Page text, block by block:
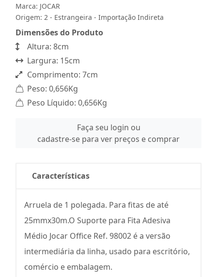
Marca: JOCAR
Origem: 2 - Estrangeira - Importação Indireta
Dimensões do Produto
Altura: 8cm
Largura: 15cm
Comprimento: 7cm
Peso: 0,656Kg
Peso Líquido: 0,656Kg
Faça seu login ou
cadastre-se para ver preços e comprar
Características
Arruela de 1 polegada. Para fitas de até
25mmx30m.O Suporte para Fita Adesiva
Médio Jocar Office Ref. 98002 é a versão
intermediária da linha, usado para escritório,
comércio e embalagem.